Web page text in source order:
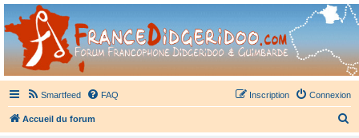
France Didgeridoo
Didgeridoo et Guimbarde sur France Didgeridoo - retrouvez la communauté.
Smartfeed FAQ Connexion
Inscription
Accueil du forum